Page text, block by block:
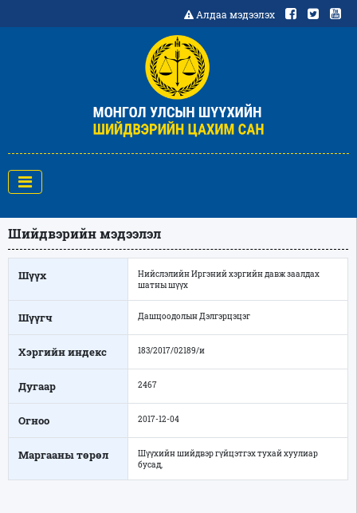
Алдаа мэдээлэх
Шийдвэрийн мэдээлэл
Шүүх
Нийслэлийн Иргэний хэргийн давж заалдах
шатны шүүх
Шүүгч Дашцоодолын Дэлгэрцэцэг
Хэргийн индекс 183/2017/02189/и
Дугаар 2467
Огноо 2017-12-04
Маргааны төрөл
Шүүхийн шийдвэр гүйцэтгэх тухай хуулиар
бусад,